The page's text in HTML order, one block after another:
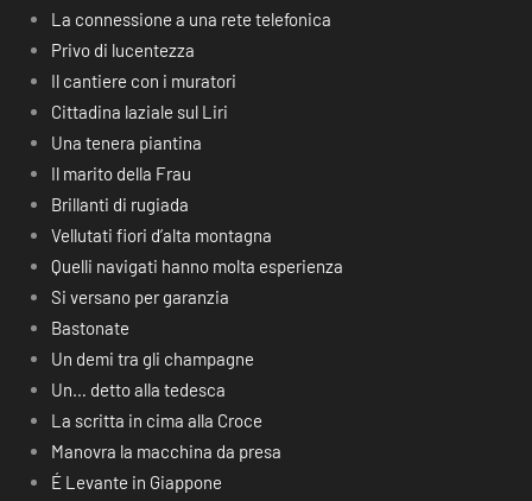
La connessione a una rete telefonica
Privo di lucentezza
Il cantiere con i muratori
Cittadina laziale sul Liri
Una tenera piantina
Il marito della Frau
Brillanti di rugiada
Vellutati fiori d’alta montagna
Quelli navigati hanno molta esperienza
Si versano per garanzia
Bastonate
Un demi tra gli champagne
Un… detto alla tedesca
La scritta in cima alla Croce
Manovra la macchina da presa
É Levante in Giappone